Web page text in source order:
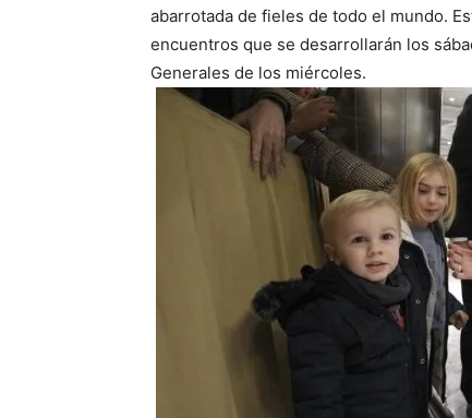
abarrotada de fieles de todo el mundo.
encuentros que se desarrollarán los
Generales de los miércoles.